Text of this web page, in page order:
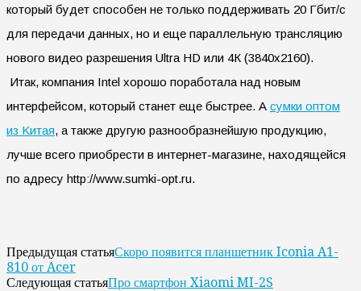
который будет способен не только поддерживать 20 Гбит/с
для передачи данных, но и еще параллельную трансляцию
нового видео разрешения Ultra HD или 4К (3840х2160).
Итак, компания Intel хорошо поработала над новым
интерфейсом, который станет еще быстрее. А сумки оптом
из Kитая, а также другую разнообразнейшую продукцию,
лучше всего приобрести в интернет-магазине, находящейся
по адресу http://www.sumki-opt.ru.
Предыдущая статьяСкоро появится планшетник Iconia A1-
810 от Acer
Следующая статьяПро смартфон Xiaomi MI-2S